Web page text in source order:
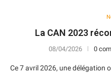
La CAN 2023
08/04/2026 0
Ce 7 avril 2026, une délégation